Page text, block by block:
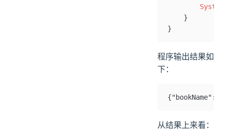
        System
    }
}
程序输出结果如
下：
从结果上来看：